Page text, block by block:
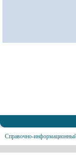
Справочно-